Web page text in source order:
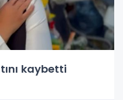
kaybetti